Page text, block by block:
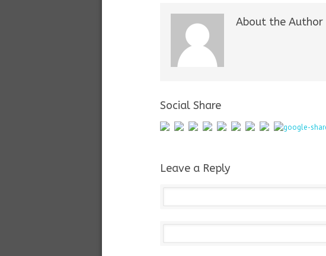
About the Author
Social Share
Leave a Reply